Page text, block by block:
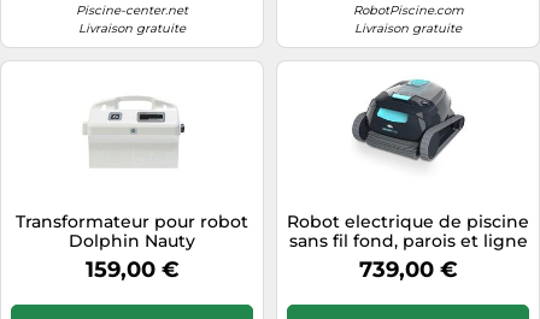
Piscine-center.net
Livraison gratuite
RobotPiscine.com
Livraison gratuite
Transformateur pour robot
Dolphin Nauty
159,00 €
Robot electrique de piscine
sans fil fond, parois et ligne
d'eau Dolphin liberty 300 G
739,00 €